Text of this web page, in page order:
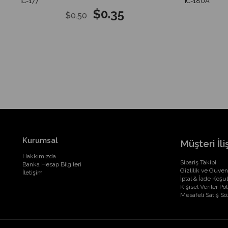
$0.35
$0.50
Kurumsal
Hakkımızda
Banka Hesap Bilgileri
İletişim
Müşteri
Sipariş Takibi
Gizlilik ve
İptal & İade
Kişisel Veriler
Mesafeli Satış